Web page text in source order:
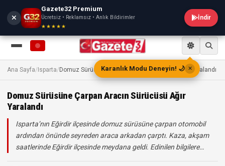
Gazete32 Premium
Ücretsiz • Reklamsız • Anlık Bildirimler
★★★★★
İndir
TV
Ana Sayfa/ Isparta/Domuz Sürüsüne Çarpan Aracın Sürücüsü Ağır Yaralandı
Domuz Sürüsüne Çarpan Aracın Sürücüsü Ağır
Yaralandı
Isparta’nın Eğirdir ilçesinde domuz sürüsüne çarpan otomobil
ardından önünde seyreden araca arkadan çarptı. Kaza, akşam
saatlerinde Eğirdir ilçesinde meydana geldi. Edinilen bilgilere…
Karanlık Modu Deneyin! 🌙 ✕